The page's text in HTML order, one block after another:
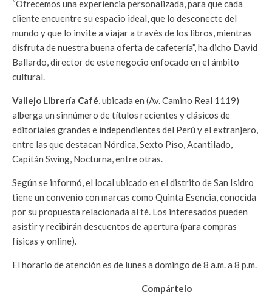
“Ofrecemos una experiencia personalizada, para que cada
cliente encuentre su espacio ideal, que lo desconecte del
mundo y que lo invite a viajar a través de los libros, mientras
disfruta de nuestra buena oferta de cafetería”, ha dicho David
Ballardo, director de este negocio enfocado en el ámbito
cultural.
Vallejo Librería Café, ubicada en (Av. Camino Real 1119)
alberga un sinnúmero de títulos recientes y clásicos de
editoriales grandes e independientes del Perú y el extranjero,
entre las que destacan Nórdica, Sexto Piso, Acantilado,
Capitán Swing, Nocturna, entre otras.
Según se informó, el local ubicado en el distrito de San Isidro
tiene un convenio con marcas como Quinta Esencia, conocida
por su propuesta relacionada al té. Los interesados pueden
asistir y recibirán descuentos de apertura (para compras
físicas y online).
El horario de atención es de lunes a domingo de 8 a.m. a 8 p.m.
Compártelo